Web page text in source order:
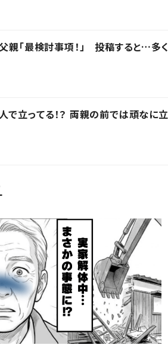
親「最検討事項！」 投稿すると…多く
立ってる！？ 両親の前では頑なに立